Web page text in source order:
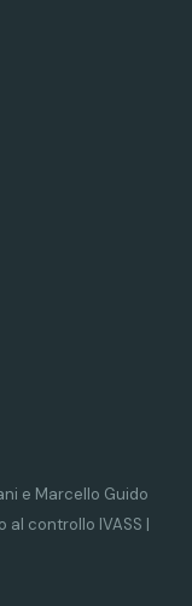
e Marcello Guido
al controllo IVASS |